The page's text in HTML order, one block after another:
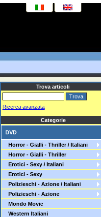
Trova articoli
Ricerca avanzata
Categorie
DVD
Horror - Gialli - Thriller / Italiani
Horror - Gialli - Thriller
Erotici - Sexy / Italiani
Erotici - Sexy
Polizieschi - Azione / Italiani
Polizieschi - Azione
Mondo Movie
Western Italiani